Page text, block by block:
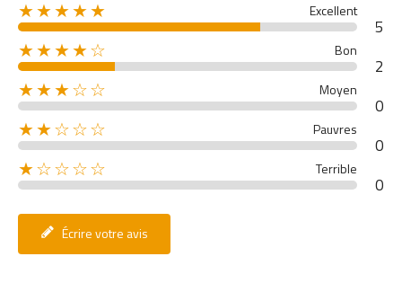
★★★★★ Excellent
5
★★★★☆ Bon
2
★★★☆☆ Moyen
0
★★☆☆☆ Pauvres
0
★☆☆☆☆ Terrible
0
Écrire votre avis